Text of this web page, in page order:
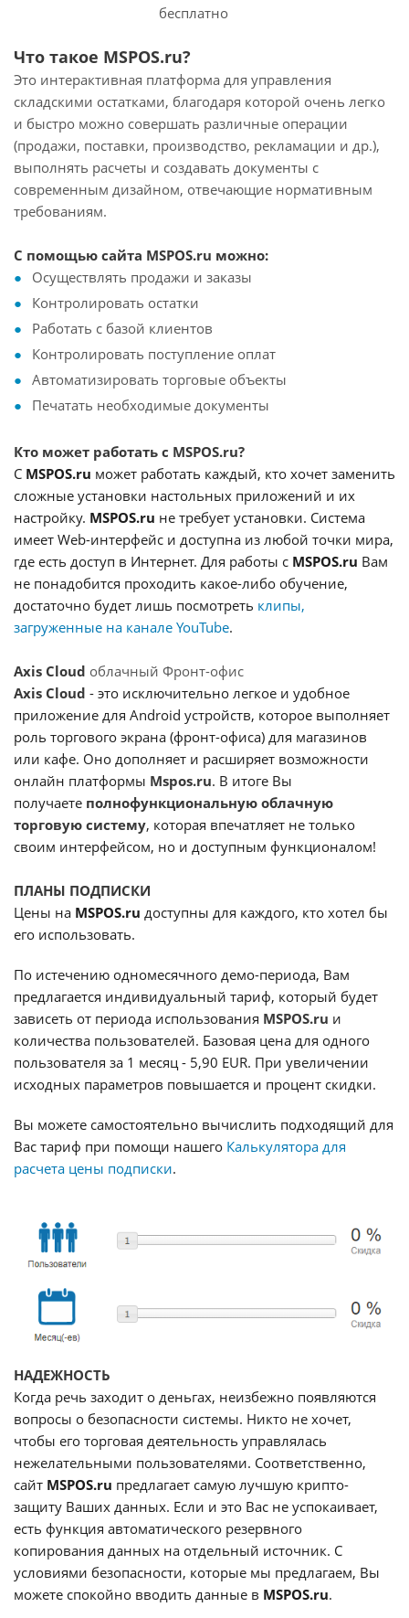
бесплатно
Что такое MSPOS.ru?
Это интерактивная платформа для управления
складскими остатками, благодаря которой очень легко
и быстро можно совершать различные операции
(продажи, поставки, производство, рекламации и др.),
выполнять расчеты и создавать документы с
современным дизайном, отвечающие нормативным
требованиям.
С помощью сайта MSPOS.ru можно:
Осуществлять продажи и заказы
Контролировать остатки
Работать с базой клиентов
Контролировать поступление оплат
Автоматизировать торговые объекты
Печатать необходимые документы
Кто может работать с MSPOS.ru?
С MSPOS.ru может работать каждый, кто хочет заменить
сложные установки настольных приложений и их
настройку. MSPOS.ru не требует установки. Система
имеет Web-интерфейс и доступна из любой точки мира,
где есть доступ в Интернет. Для работы с MSPOS.ru Вам
не понадобится проходить какое-либо обучение,
достаточно будет лишь посмотреть клипы,
загруженные на канале YouTube.
Axis Cloud облачный Фронт-офис
Axis Cloud - это исключительно легкое и удобное
приложение для Android устройств, которое выполняет
роль торгового экрана (фронт-офиса) для магазинов
или кафе. Оно дополняет и расширяет возможности
онлайн платформы Mspos.ru. В итоге Вы
получаете полнофункциональную облачную
торговую систему, которая впечатляет не только
своим интерфейсом, но и доступным функционалом!
ПЛАНЫ ПОДПИСКИ
Цены на MSPOS.ru доступны для каждого, кто хотел бы
его использовать.
По истечению одномесячного демо-периода, Вам
предлагается индивидуальный тариф, который будет
зависеть от периода использования MSPOS.ru и
количества пользователей. Базовая цена для одного
пользователя за 1 месяц - 5,90 EUR. При увеличении
исходных параметров повышается и процент скидки.
Вы можете самостоятельно вычислить подходящий для
Вас тариф при помощи нашего Калькулятора для
расчета цены подписки.
НАДЕЖНОСТЬ
Когда речь заходит о деньгах, неизбежно появляются
вопросы о безопасности системы. Никто не хочет,
чтобы его торговая деятельность управлялась
нежелательными пользователями. Соответственно,
сайт MSPOS.ru предлагает самую лучшую крипто-
защиту Ваших данных. Если и это Вас не успокаивает,
есть функция автоматического резервного
копирования данных на отдельный источник. С
условиями безопасности, которые мы предлагаем, Вы
можете спокойно вводить данные в MSPOS.ru.